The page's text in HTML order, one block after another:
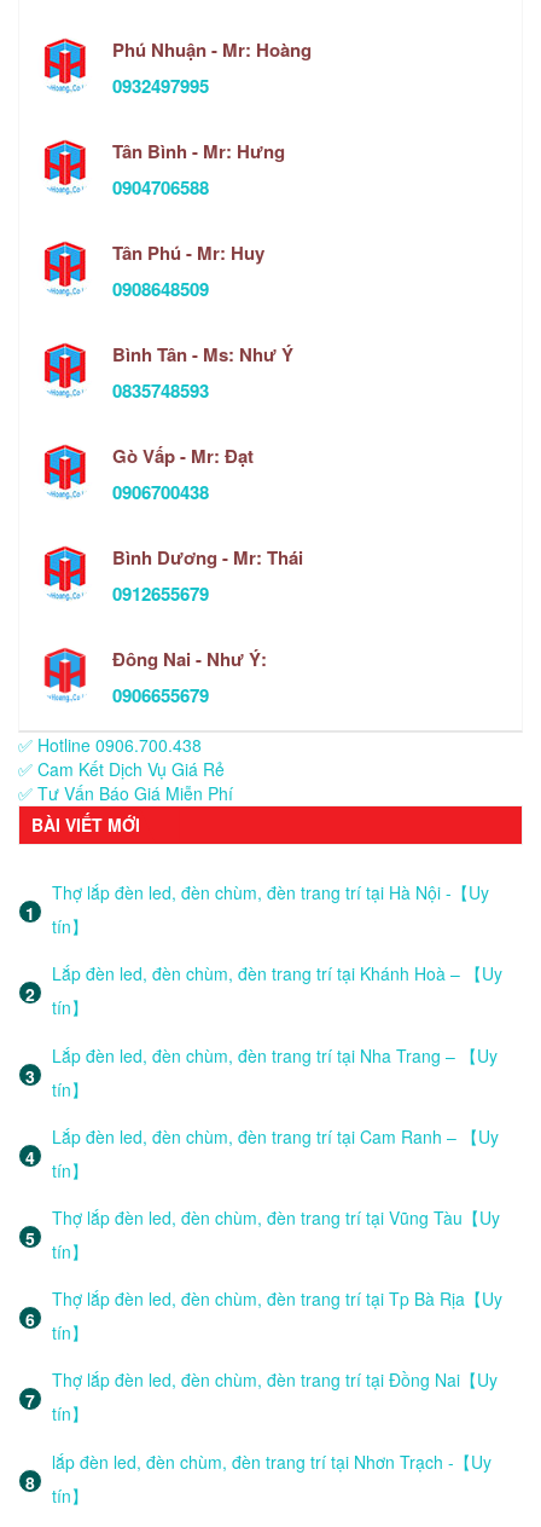
Phú Nhuận - Mr: Hoàng
0932497995
Tân Bình - Mr: Hưng
0904706588
Tân Phú - Mr: Huy
0908648509
Bình Tân - Ms: Như Ý
0835748593
Gò Vấp - Mr: Đạt
0906700438
Bình Dương - Mr: Thái
0912655679
Đông Nai - Như Ý:
0906655679
✅ Hotline 0906.700.438
✅ Cam Kết Dịch Vụ Giá Rẻ
✅ Tư Vấn Báo Giá Miễn Phí
BÀI VIẾT MỚI
Thợ lắp đèn led, đèn chùm, đèn trang trí tại Hà Nội -【Uy
tín】
Lắp đèn led, đèn chùm, đèn trang trí tại Khánh Hoà – 【Uy
tín】
Lắp đèn led, đèn chùm, đèn trang trí tại Nha Trang – 【Uy
tín】
Lắp đèn led, đèn chùm, đèn trang trí tại Cam Ranh – 【Uy
tín】
Thợ lắp đèn led, đèn chùm, đèn trang trí tại Vũng Tàu【Uy
tín】
Thợ lắp đèn led, đèn chùm, đèn trang trí tại Tp Bà Rịa【Uy
tín】
Thợ lắp đèn led, đèn chùm, đèn trang trí tại Đồng Nai【Uy
tín】
lắp đèn led, đèn chùm, đèn trang trí tại Nhơn Trạch -【Uy
tín】